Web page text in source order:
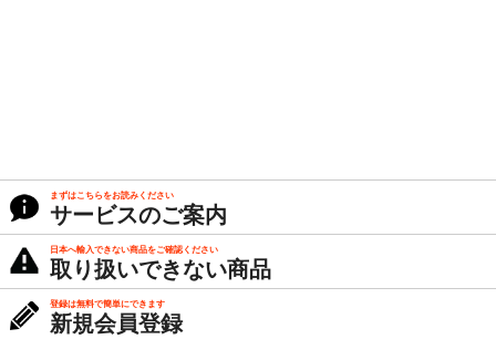
まずはこちらをお読みください
サービスのご案内
日本へ輸入できない商品をご確認ください
取り扱いできない商品
登録は無料で簡単にできます
新規会員登録